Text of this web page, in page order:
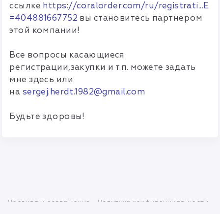
ссылке https://coralorder.com/ru/registrati...E
=404881667752 вы становитесь партнером
этой компании!
Все вопросы касающиеся
регистрации,закупки и т.п. можете задать
мне здесь или
на sergej.herdt.1982@gmail.com
Будьте здоровы!
Правила и соглашения Политика конфиденциальности